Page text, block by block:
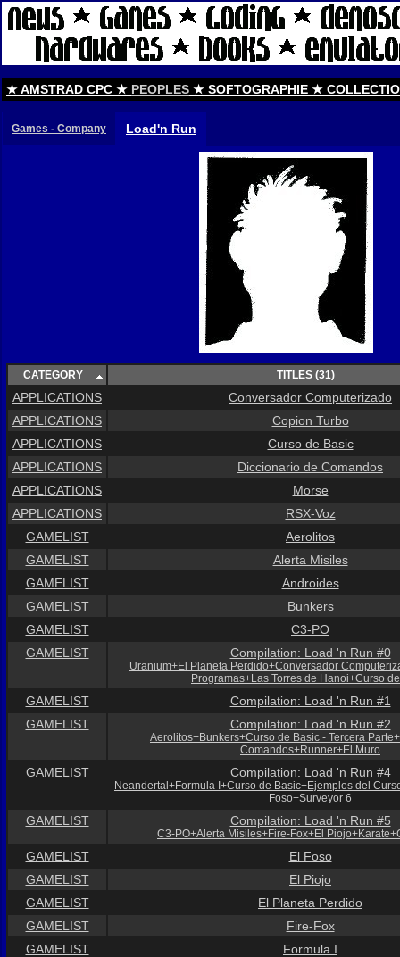
★ AMSTRAD CPC ★ PEOPLES ★ SOFTOGRAPHIE ★
Games - Company Load'n Run
CATEGORY TITLES (31)
APPLICATIONS
Conversador Computerizado
APPLICATIONS
Copion Turbo
APPLICATIONS
Curso de Basic
APPLICATIONS
Diccionario de Comandos
APPLICATIONS
Morse
APPLICATIONS
RSX-Voz
GAMELIST
Aerolitos
GAMELIST
Alerta Misiles
GAMELIST
Androides
GAMELIST
Bunkers
GAMELIST
C3-PO
GAMELIST
Compilation: Load 'n Run #0
Uranium+El Planeta Perdido+Conversador
Programas+Las Torres de Hanoi+Curso
GAMELIST
Compilation: Load 'n Run #1
GAMELIST
Compilation: Load 'n Run #2
Aerolitos+Bunkers+Curso de Basic - Tercera
Comandos+Runner+El Muro
GAMELIST Compilation: Load 'n Run #4
Neandertal+Formula I+Curso de Basic+Ejemplos del
Foso+Surveyor 6
GAMELIST Compilation: Load 'n Run #5
C3-PO+Alerta Misiles+Fire-Fox+El
GAMELIST
El Foso
GAMELIST
El Piojo
GAMELIST
El Planeta Perdido
GAMELIST
Fire-Fox
GAMELIST
Formula I